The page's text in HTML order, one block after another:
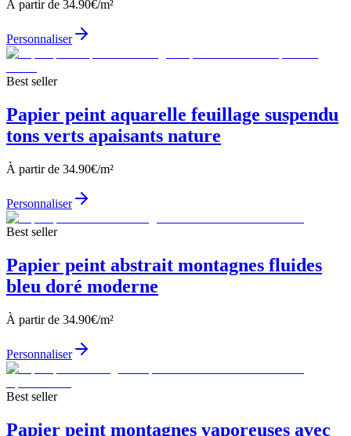
À partir de 34.90€/m²
Personnaliser
Best seller
Papier peint aquarelle feuillage suspendu
tons verts apaisants nature
À partir de 34.90€/m²
Personnaliser
Best seller
Papier peint abstrait montagnes fluides
bleu doré moderne
À partir de 34.90€/m²
Personnaliser
Best seller
Papier peint montagnes vaporeuses avec